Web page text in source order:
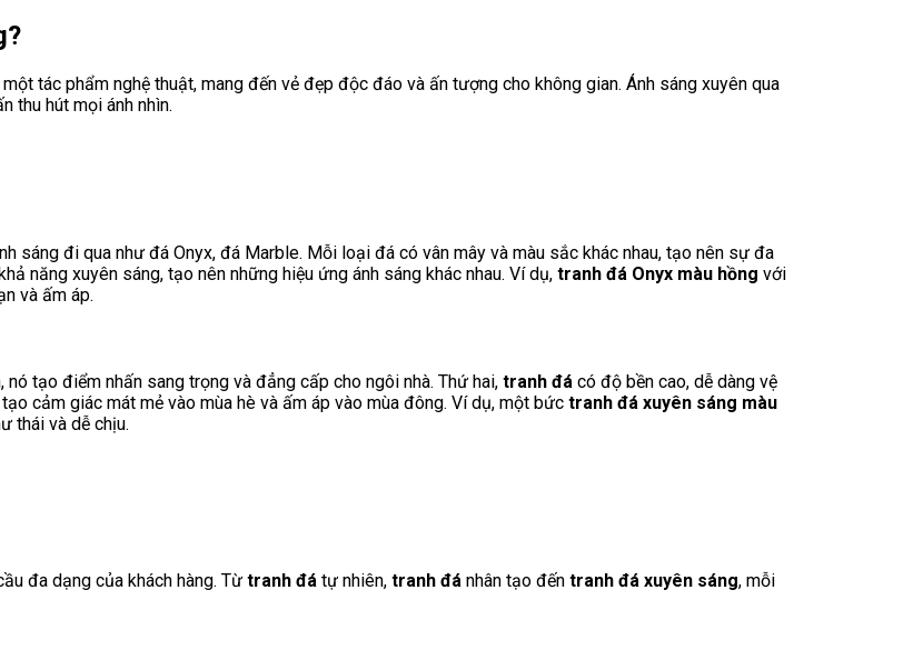
tác phẩm nghệ thuật, mang đến vẻ đẹp độc đáo và ấn tượng cho không gian. Ánh sáng xuyên qua
thu hút mọi ánh nhìn.
sáng đi qua như đá Onyx, đá Marble. Mỗi loại đá có vân mây và màu sắc khác nhau, tạo nên sự đa
năng xuyên sáng, tạo nên những hiệu ứng ánh sáng khác nhau. Ví dụ, tranh đá Onyx màu hồng với
và ấm áp.
tạo điểm nhấn sang trọng và đẳng cấp cho ngôi nhà. Thứ hai, tranh đá có độ bền cao, dễ dàng vệ
cảm giác mát mẻ vào mùa hè và ấm áp vào mùa đông. Ví dụ, một bức tranh đá xuyên sáng màu
thái và dễ chịu.
đa dạng của khách hàng. Từ tranh đá tự nhiên, tranh đá nhân tạo đến tranh đá xuyên sáng, mỗi